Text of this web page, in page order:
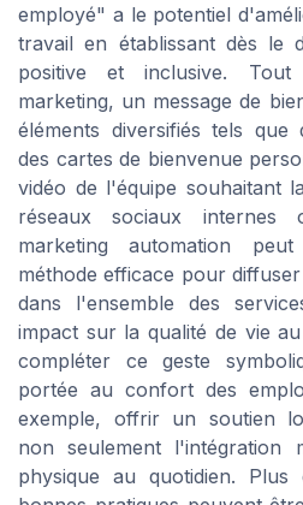
employé" a le potentiel
travail en établissant dès le
positive et inclusive.
marketing, un message de
éléments diversifiés tels que
des cartes de bienvenue
vidéo de l'équipe souhaitant
réseaux sociaux internes
marketing automation
méthode efficace pour
dans l'ensemble des
impact sur la qualité de vie
compléter ce geste
portée au confort des
exemple, offrir un soutien
non seulement l'intégration
physique au quotidien.